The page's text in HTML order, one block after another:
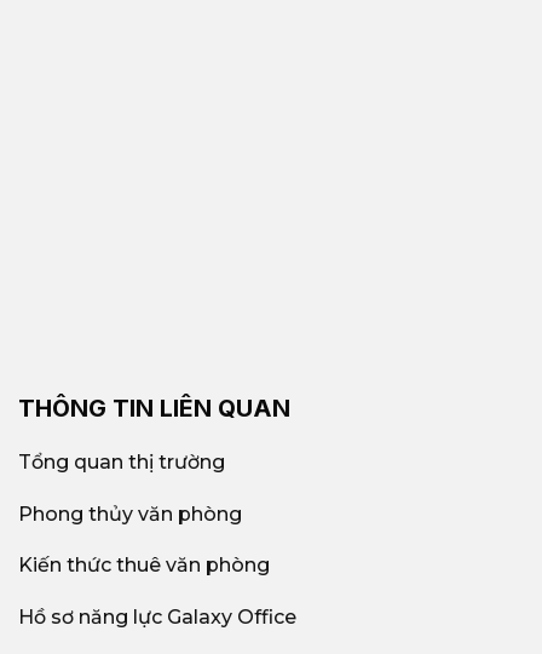
THÔNG TIN LIÊN QUAN
Tổng quan thị trường
Phong thủy văn phòng
Kiến thức thuê văn phòng
Hồ sơ năng lực Galaxy Office